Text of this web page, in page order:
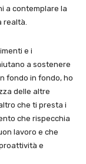
a contemplare la
realtà.
e i
a sostenere
fondo in fondo, ho
delle altre
che ti presta i
che rispecchia
lavoro e che
e